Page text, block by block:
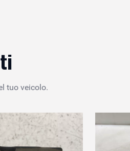
tuo veicolo.